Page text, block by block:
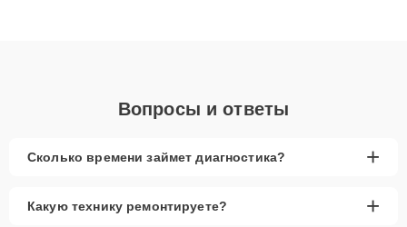
Вопросы и ответы
Сколько времени займет диагностика? +
Какую технику ремонтируете? +